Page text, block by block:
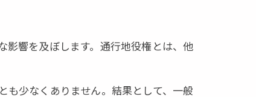
響を及ぼします。通行地役権とは、他
少なくありません。結果として、一般